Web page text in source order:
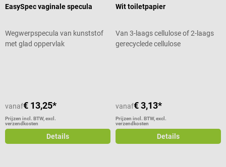
EasySpec vaginale specula
Wegwerpspecula van kunststof
met glad oppervlak
vanaf€ 13,25*
Prijzen incl. BTW, excl.
verzendkosten
Details
Wit toiletpapier
Van 3-laags cellulose of 2-laags
gerecyclede cellulose
vanaf€ 3,13*
Prijzen incl. BTW, excl.
verzendkosten
Details